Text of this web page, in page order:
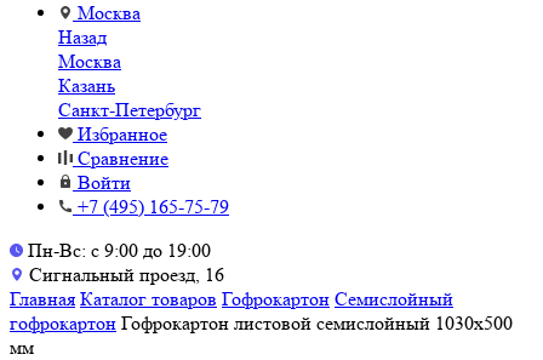
Москва
Назад
Москва
Казань
Санкт-Петербург
Избранное
Сравнение
Войти
+7 (495) 165-75-79
Пн-Вс: с 9:00 до 19:00
Сигнальный проезд, 16
Главная Каталог товаров Гофрокартон Семислойный
гофрокартон Гофрокартон листовой семислойный 1030х500
мм